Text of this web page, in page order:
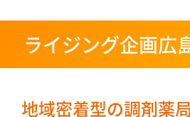
ライジング企画広
地域密着型の調剤薬